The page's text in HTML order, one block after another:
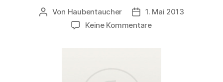
Beitragsautor
Von Haubentaucher Veröffentlichungsdatum
1. Mai 2013
Keine Kommentarezu